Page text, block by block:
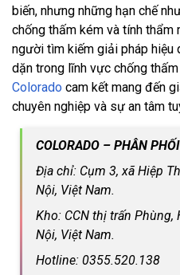
biến, nhưng những hạn chế
chống thấm kém và tính thẩm
người tìm kiếm giải pháp hiệu
dặn trong lĩnh vực chống
Colorado cam kết mang đến
chuyên nghiệp và sự an tâm
COLORADO – PHÂN
Địa chỉ: Cụm 3, xã Hiệp
Nội, Việt Nam.
Kho: CCN thị trấn Phùng,
Nội, Việt Nam.
Hotline: 0355.520.138